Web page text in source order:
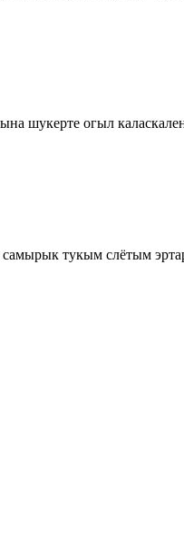
шукерте огыл
тукым слётым